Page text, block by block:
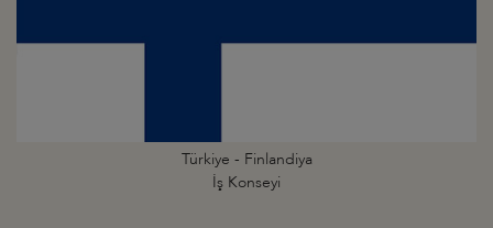
Türkiye - Finlandiya
İş Konseyi